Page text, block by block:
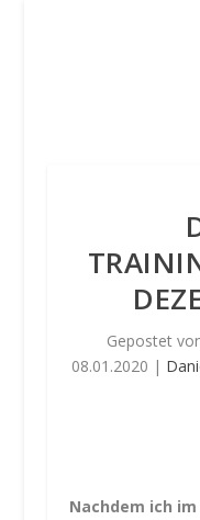
Gepostet
08.01.2020 |
Nachdem ich